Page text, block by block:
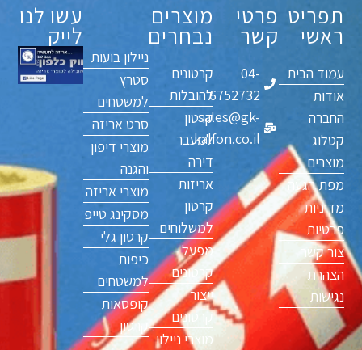
תפריט
ראשי
עמוד הבית
אודות
החברה
קטלוג
מוצרים
מפת הגעה
מדיניות
פרטיות
צור קשר
הצהרת
נגישות
פרטי
קשר
04-
6752732
sales@gk-
kalfon.co.il
מוצרים
נבחרים
קרטונים
להובלות
קרטון
למעבר
דירה
אריזות
קרטון
למשלוחים
מפעל
קרטונים
ייצור
קרטונים
מוצרי ניילון
ניילון בועות
סטרץ
למשטחים
סרט אריזה
מוצרי דיפון
והגנה
מוצרי אריזה
מסקינג טייפ
קרטון גלי
כיפות
למשטחים
קופסאות
קרטון
עשו לנו
לייק